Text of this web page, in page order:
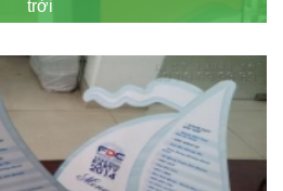
trời